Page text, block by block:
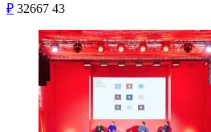
₽ 32667 43